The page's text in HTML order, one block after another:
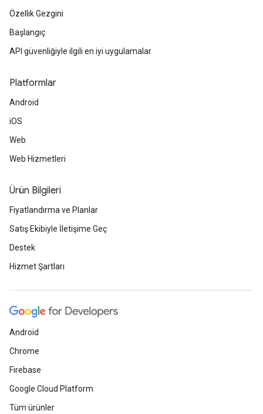
Özellik Gezgini
Başlangıç
API güvenliğiyle ilgili en iyi uygulamalar
Platformlar
Android
iOS
Web
Web Hizmetleri
Ürün Bilgileri
Fiyatlandırma ve Planlar
Satış Ekibiyle İletişime Geç
Destek
Hizmet Şartları
Android
Chrome
Firebase
Google Cloud Platform
Tüm ürünler